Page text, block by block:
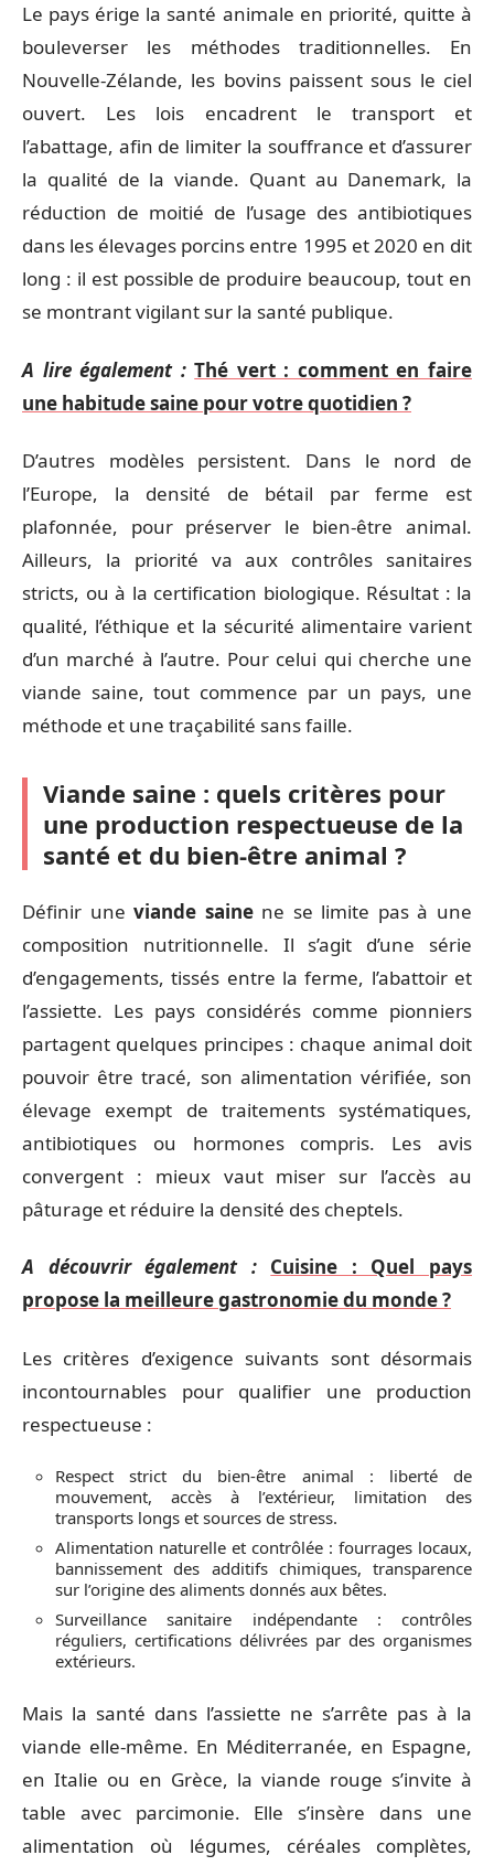
Le pays érige la santé animale en priorité, quitte à
bouleverser les méthodes traditionnelles. En
Nouvelle-Zélande, les bovins paissent sous le ciel
ouvert. Les lois encadrent le transport et
l’abattage, afin de limiter la souffrance et d’assurer
la qualité de la viande. Quant au Danemark, la
réduction de moitié de l’usage des antibiotiques
dans les élevages porcins entre 1995 et 2020 en dit
long : il est possible de produire beaucoup, tout en
se montrant vigilant sur la santé publique.
A lire également : Thé vert : comment en faire
une habitude saine pour votre quotidien ?
D’autres modèles persistent. Dans le nord de
l’Europe, la densité de bétail par ferme est
plafonnée, pour préserver le bien-être animal.
Ailleurs, la priorité va aux contrôles sanitaires
stricts, ou à la certification biologique. Résultat : la
qualité, l’éthique et la sécurité alimentaire varient
d’un marché à l’autre. Pour celui qui cherche une
viande saine, tout commence par un pays, une
méthode et une traçabilité sans faille.
Viande saine : quels critères pour
une production respectueuse de la
santé et du bien-être animal ?
Définir uneviande sainene se limite pas à une
composition nutritionnelle. Il s’agit d’une série
d’engagements, tissés entre la ferme, l’abattoir et
l’assiette. Les pays considérés comme pionniers
partagent quelques principes : chaque animal doit
pouvoir être tracé, son alimentation vérifiée, son
élevage exempt de traitements systématiques,
antibiotiques ou hormones compris. Les avis
convergent : mieux vaut miser sur l’accès au
pâturage et réduire la densité des cheptels.
A découvrir également : Cuisine : Quel pays
propose la meilleure gastronomie du monde ?
Les critères d’exigence suivants sont désormais
incontournables pour qualifier une production
respectueuse :
Respect strict du bien-être animal : liberté de
mouvement, accès à l’extérieur, limitation des
transports longs et sources de stress.
Alimentation naturelle et contrôlée : fourrages locaux,
bannissement des additifs chimiques, transparence
sur l’origine des aliments donnés aux bêtes.
Surveillance sanitaire indépendante : contrôles
réguliers, certifications délivrées par des organismes
extérieurs.
Mais la santé dans l’assiette ne s’arrête pas à la
viande elle-même. En Méditerranée, en Espagne,
en Italie ou en Grèce, la viande rouge s’invite à
table avec parcimonie. Elle s’insère dans une
alimentation où légumes, céréales complètes,